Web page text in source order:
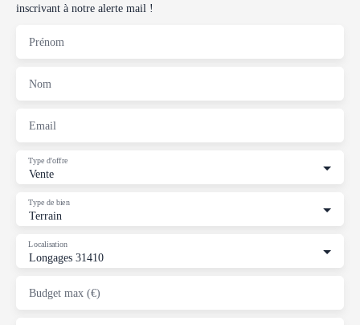
inscrivant à notre alerte mail !
Prénom
Nom
Email
Vente
Type d'offre
Terrain
Type de bien
Longages 31410
Localisation
Budget max (€)